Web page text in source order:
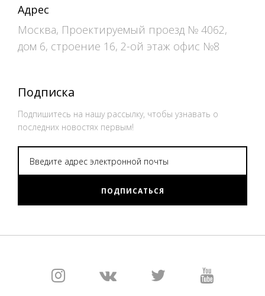
Адрес
Москва, Проектируемый проезд № 4062,
дом 6, строение 16, 2-ой этаж офис №8
Подписка
Подпишитесь на нашу рассылку, чтобы узнавать о
последних новостях первым!
ПОДПИСАТЬСЯ